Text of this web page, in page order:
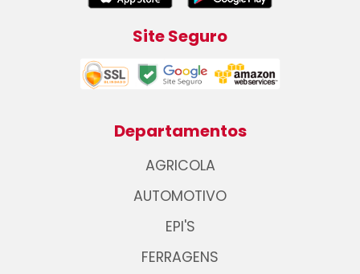
Site Seguro
Departamentos
AGRICOLA
AUTOMOTIVO
EPI'S
FERRAGENS